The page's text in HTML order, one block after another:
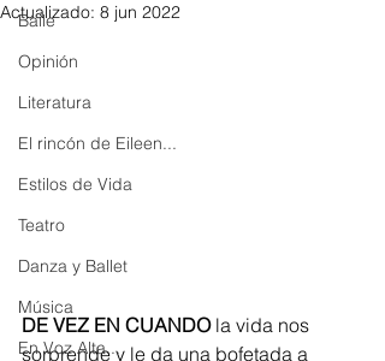
Baile
Opinión
Literatura
El rincón de Eileen...
Estilos de Vida
Teatro
Danza y Ballet
Música
En Voz Alta...
Actualizado: 8 jun 2022
DE VEZ EN CUANDO la vida nos
sorprende y le da una bofetada a